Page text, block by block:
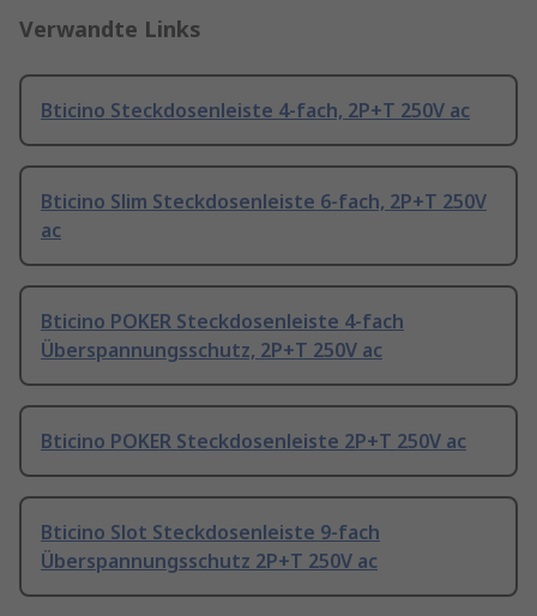
Verwandte Links
Bticino Steckdosenleiste 4-fach, 2P+T 250V ac
Bticino Slim Steckdosenleiste 6-fach, 2P+T 250V
ac
Bticino POKER Steckdosenleiste 4-fach
Überspannungsschutz, 2P+T 250V ac
Bticino POKER Steckdosenleiste 2P+T 250V ac
Bticino Slot Steckdosenleiste 9-fach
Überspannungsschutz 2P+T 250V ac